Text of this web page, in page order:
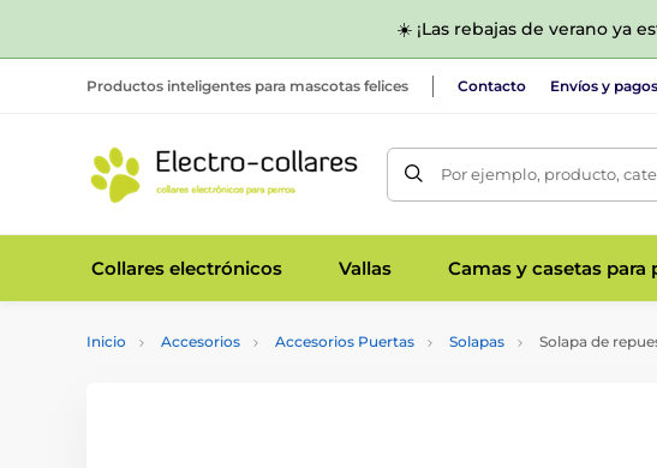
☀️ ¡Las rebajas de verano ya
Productos inteligentes para mascotas felices Contacto Envíos y pagos
Por ejemplo, producto,
Collares electrónicos Vallas Camas y casetas para
Inicio Accesorios Accesorios Puertas Solapas Solapa de